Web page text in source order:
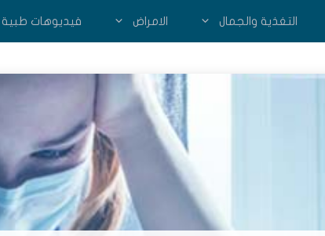
التغذية والجمال الامراض فيديوهات طبية